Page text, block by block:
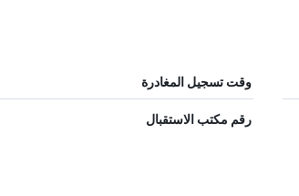
وقت تسجيل المغادرة
رقم مكتب الاستقبال